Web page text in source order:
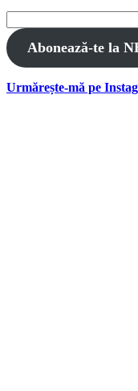
for:
Abonează-te la
Urmărește-mă pe